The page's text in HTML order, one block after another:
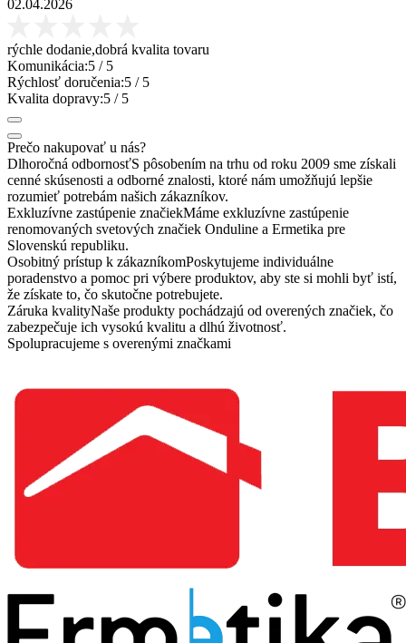
02.04.2026
rýchle dodanie,dobrá kvalita tovaru
Komunikácia:5 / 5
Rýchlosť doručenia:5 / 5
Kvalita dopravy:5 / 5
Prečo nakupovať u nás?
Dlhoročná odbornosťS pôsobením na trhu od roku 2009 sme získali
cenné skúsenosti a odborné znalosti, ktoré nám umožňujú lepšie
rozumieť potrebám našich zákazníkov.
Exkluzívne zastúpenie značiekMáme exkluzívne zastúpenie
renomovaných svetových značiek Onduline a Ermetika pre
Slovenskú republiku.
Osobitný prístup k zákazníkomPoskytujeme individuálne
poradenstvo a pomoc pri výbere produktov, aby ste si mohli byť istí,
že získate to, čo skutočne potrebujete.
Záruka kvalityNaše produkty pochádzajú od overených značiek, čo
zabezpečuje ich vysokú kvalitu a dlhú životnosť.
Spolupracujeme s overenými značkami